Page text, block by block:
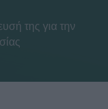
της για την